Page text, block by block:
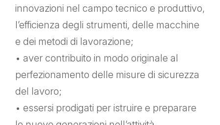
innovazioni nel campo tecnico e produttivo,
l’efficienza degli strumenti, delle macchine
e dei metodi di lavorazione;
• aver contribuito in modo originale al
perfezionamento delle misure di sicurezza
del lavoro;
• essersi prodigati per istruire e preparare